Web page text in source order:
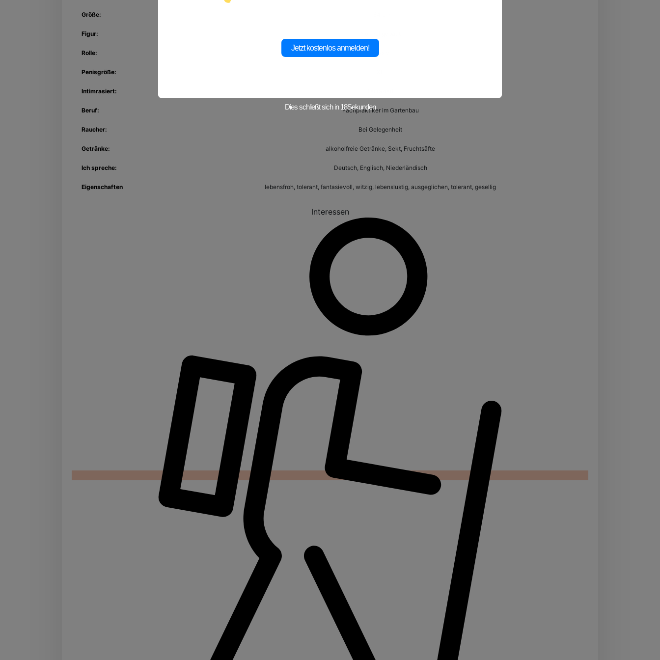
Größe:
Figur:
Rolle: Passiv
Penisgröße:
Intimrasiert:
Beruf: Fachpraktiker im Gartenbau
Raucher: Bei Gelegenheit
Getränke: alkoholfreie Getränke, Sekt, Fruchtsäfte
Ich spreche: Deutsch, Englisch, Niederländisch
Eigenschaften lebensfroh, tolerant, fantasievoll, witzig, lebenslustig, ausgeglichen, tolerant, gesellig
Interessen
Jetzt kostenlos anmelden!
Dies schließt sich in17Sekunden